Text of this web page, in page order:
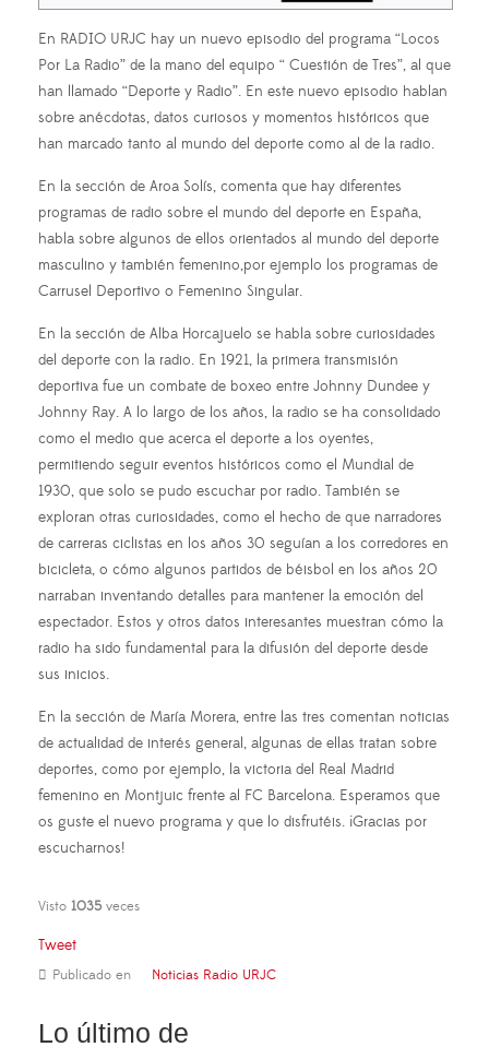
En RADIO URJC hay un nuevo episodio del programa “Locos
Por La Radio” de la mano del equipo “ Cuestión de Tres”, al que
han llamado “Deporte y Radio”. En este nuevo episodio hablan
sobre anécdotas, datos curiosos y momentos históricos que
han marcado tanto al mundo del deporte como al de la radio.
En la sección de Aroa Solís, comenta que hay diferentes
programas de radio sobre el mundo del deporte en España,
habla sobre algunos de ellos orientados al mundo del deporte
masculino y también femenino,por ejemplo los programas de
Carrusel Deportivo o Femenino Singular.
En la sección de Alba Horcajuelo se habla sobre curiosidades
del deporte con la radio. En 1921, la primera transmisión
deportiva fue un combate de boxeo entre Johnny Dundee y
Johnny Ray. A lo largo de los años, la radio se ha consolidado
como el medio que acerca el deporte a los oyentes,
permitiendo seguir eventos históricos como el Mundial de
1930, que solo se pudo escuchar por radio. También se
exploran otras curiosidades, como el hecho de que narradores
de carreras ciclistas en los años 30 seguían a los corredores en
bicicleta, o cómo algunos partidos de béisbol en los años 20
narraban inventando detalles para mantener la emoción del
espectador. Estos y otros datos interesantes muestran cómo la
radio ha sido fundamental para la difusión del deporte desde
sus inicios.
En la sección de María Morera, entre las tres comentan noticias
de actualidad de interés general, algunas de ellas tratan sobre
deportes, como por ejemplo, la victoria del Real Madrid
femenino en Montjuic frente al FC Barcelona. Esperamos que
os guste el nuevo programa y que lo disfrutéis. ¡Gracias por
escucharnos!
Visto 1035veces
Tweet
Publicado en Noticias Radio URJC
Lo último de